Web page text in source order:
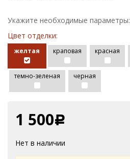
Укажите необходимые параметры:
Цвет отделки:
желтая краповая красная
темно-зеленая черная
1 500Р
Нет в наличии